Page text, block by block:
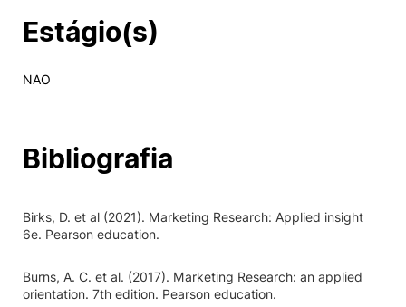
Estágio(s)
NAO
Bibliografia
Birks, D. et al (2021). Marketing Research: Applied insight
6e. Pearson education.
Burns, A. C. et al. (2017). Marketing Research: an applied
orientation. 7th edition. Pearson education.